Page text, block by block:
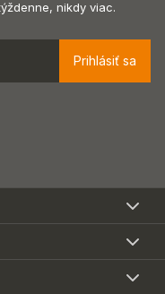
nikdy viac.
Prihlásiť sa